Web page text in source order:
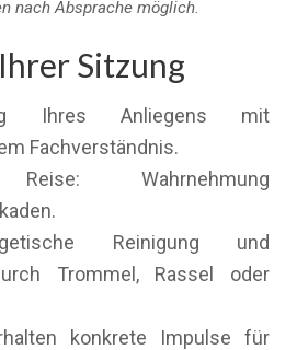
nach Absprache möglich.
Sitzung
Ihres Anliegens mit
Fachverständnis.
Reise: Wahrnehmung
Reinigung und
Trommel, Rassel oder
konkrete Impulse für